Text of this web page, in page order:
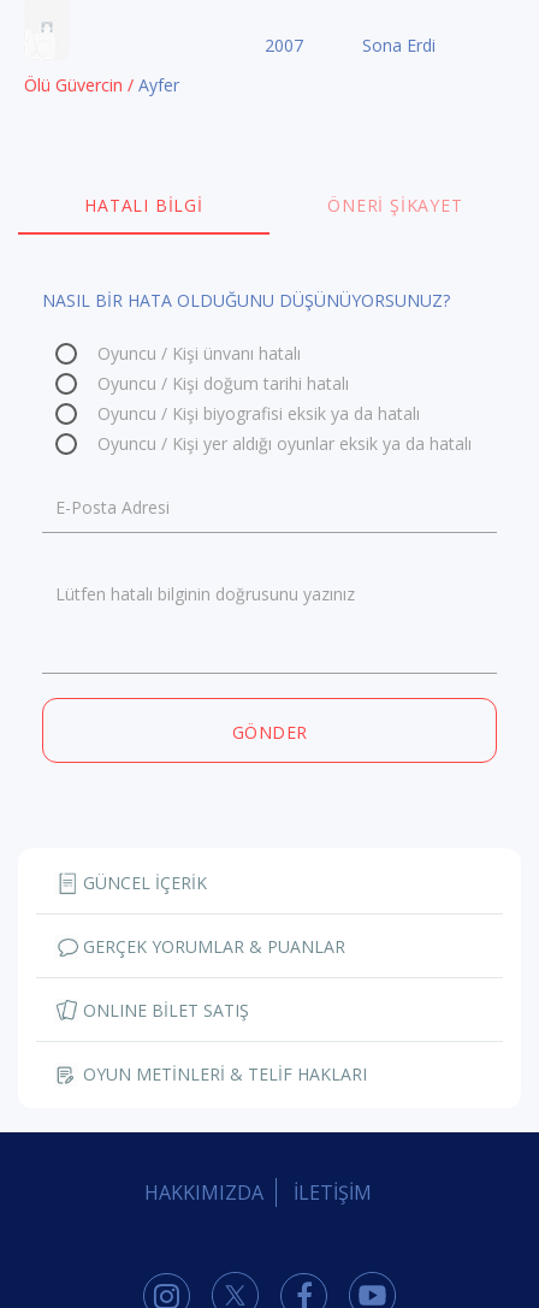
Ölü Güvercin / Ayfer
2007 Sona Erdi
HATALI BILGI ÖNERI ŞIKAYET
NASIL BİR HATA OLDUĞUNU DÜŞÜNÜYORSUNUZ?
Oyuncu / Kişi ünvanı hatalı
Oyuncu / Kişi doğum tarihi hatalı
Oyuncu / Kişi biyografisi eksik ya da hatalı
Oyuncu / Kişi yer aldığı oyunlar eksik ya da hatalı
E-Posta Adresi
Lütfen hatalı bilginin doğrusunu yazınız
GÖNDER
GÜNCEL İÇERİK
GERÇEK YORUMLAR & PUANLAR
ONLINE BİLET SATIŞ
OYUN METİNLERİ & TELİF HAKLARI
HAKKIMIZDA İLETİŞİM